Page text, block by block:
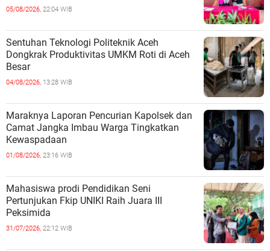
05/08/2026, 22:04 WIB
Sentuhan Teknologi Politeknik Aceh
Dongkrak Produktivitas UMKM Roti di Aceh
Besar
04/08/2026, 13:28 WIB
Maraknya Laporan Pencurian Kapolsek dan
Camat Jangka Imbau Warga Tingkatkan
Kewaspadaan
01/08/2026, 23:16 WIB
Mahasiswa prodi Pendidikan Seni
Pertunjukan Fkip UNIKI Raih Juara III
Peksimida
31/07/2026, 22:12 WIB